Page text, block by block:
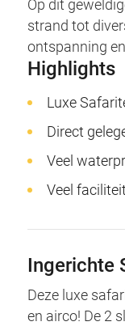
Op dit
strand tot
ontspanning
Highlights
Luxe
Direct
Veel
Veel
Ingerichte
Deze luxe
en airco! De 2